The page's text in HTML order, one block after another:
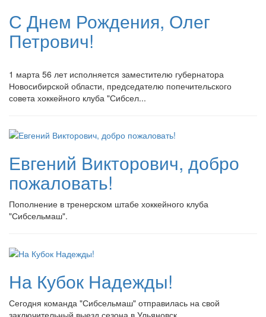
С Днем Рождения, Олег
Петрович!
1 марта 56 лет исполняется заместителю губернатора
Новосибирской области, председателю попечительского
совета хоккейного клуба "Сибсел...
Евгений Викторович, добро
пожаловать!
Пополнение в тренерском штабе хоккейного клуба
"Сибсельмаш".
На Кубок Надежды!
Сегодня команда "Сибсельмаш" отправилась на свой
заключительный выезд сезона в Ульяновск.